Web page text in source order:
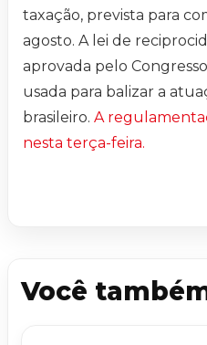
taxação, prevista para
agosto. A lei de
aprovada pelo
usada para balizar a
brasileiro. A
nesta terça-feira.
Você